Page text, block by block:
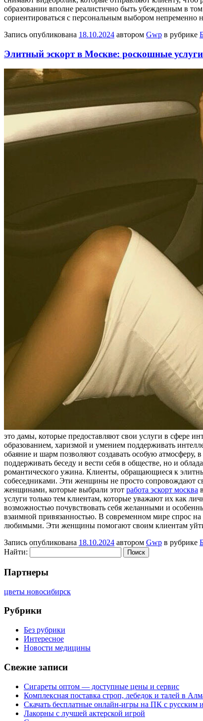
образовании вполне реалистично быть убежденным в
сориентироваться с персональным выбором непременно
Запись опубликована 18.10.2024 автором Gwp в рубрике
Элитный эскорт в Москве: роскошные
это дамы, которые предоставляют свои услуги в сфере
образованием, харизмой и умением поддерживать
обаяние и шарм позволяют создавать особую
поддерживать беседу и вести себя в обществе, но и
романтического ужина. Клиенты, обращающиеся к
собеседниками. Эти женщины не просто сопровождают
женщинами, которые выбрали этот работа эскорт москва
услуги только тем клиентам, которые уважают их как
возможностью почувствовать себя желанными и
взаимной привязанностью. В современном мире спрос
любимыми. Эти женщины помогают своим клиентам
Запись опубликована 18.10.2024 автором Gwp в рубрике
Найти:
Партнеры
цветы новосибирск
Рубрики
Без рубрики
Интересное
Новости медицины
Свежие записи
Сигареты оптом — доступные цены и сервис
Комплексная поставка строп, лебедок и талей в
Скачать бесплатные онлайн-игры на ПК с русским
Лакорны с лучшей актерской игрой